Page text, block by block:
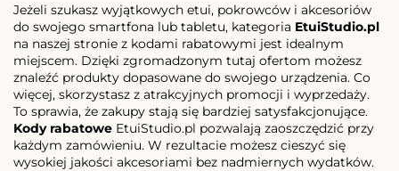
Jeżeli szukasz wyjątkowych etui, pokrowców i akcesoriów
do swojego smartfona lub tabletu, kategoria EtuiStudio.pl
na naszej stronie z kodami rabatowymi jest idealnym
miejscem. Dzięki zgromadzonym tutaj ofertom możesz
znaleźć produkty dopasowane do swojego urządzenia. Co
więcej, skorzystasz z atrakcyjnych promocji i wyprzedaży.
To sprawia, że zakupy stają się bardziej satysfakcjonujące.
Kody rabatowe EtuiStudio.pl pozwalają zaoszczędzić przy
każdym zamówieniu. W rezultacie możesz cieszyć się
wysokiej jakości akcesoriami bez nadmiernych wydatków.